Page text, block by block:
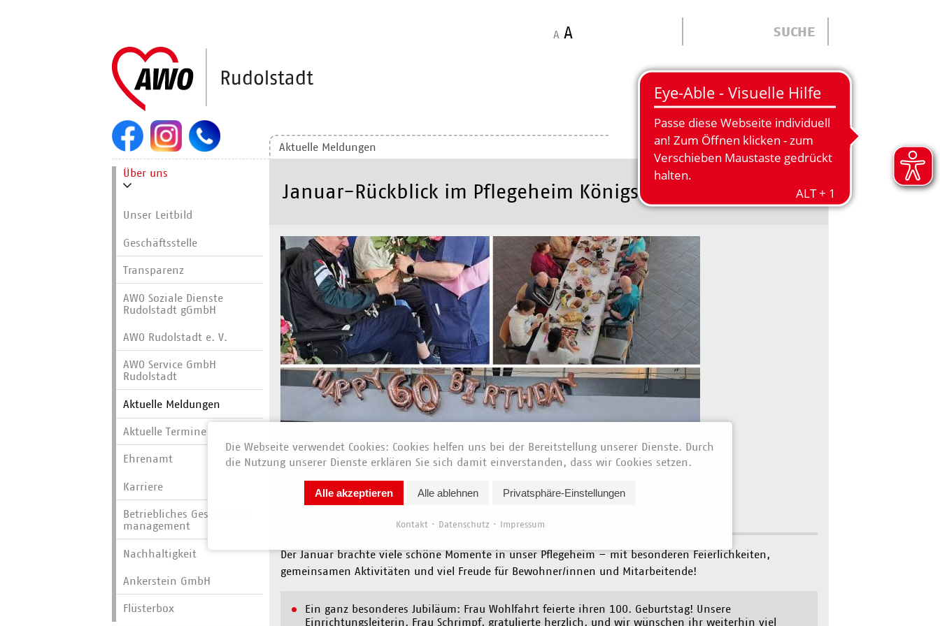
A A
ÜBER UNS
Aktuelle Meldungen
Januar-Rückblick im Pflegeheim Königsee
Der Januar brachte viele schöne Momente in unser Pflegeheim – mit besonderen Feierlichkeiten,
gemeinsamen Aktivitäten und viel Freude für Bewohner/innen und Mitarbeitende!
Ein ganz besonderes Jubiläum: Frau Wohlfahrt feierte ihren 100. Geburtstag! Unsere
Einrichtungsleiterin, Frau Schrimpf, gratulierte herzlich, und wir wünschen ihr weiterhin viel
Navigation
überspringen
Über uns
Unser Leitbild
Geschäftsstelle
Transparenz
AWO Soziale Dienste
Rudolstadt gGmbH
AWO Rudolstadt e. V.
AWO Service GmbH
Rudolstadt
Aktuelle Meldungen
Aktuelle Termine
Ehrenamt
Karriere
Betriebliches Gesundheits­
manage­ment
Nachhaltigkeit
Ankerstein GmbH
Flüsterbox
Die Webseite verwendet Cookies: Cookies helfen uns bei der Bereitstellung unserer Dienste. Durch
die Nutzung unserer Dienste erklären Sie sich damit einverstanden, dass wir Cookies setzen.
Alle akzeptieren Alle ablehnen Privatsphäre-Einstellungen
Kontakt Datenschutz Impressum